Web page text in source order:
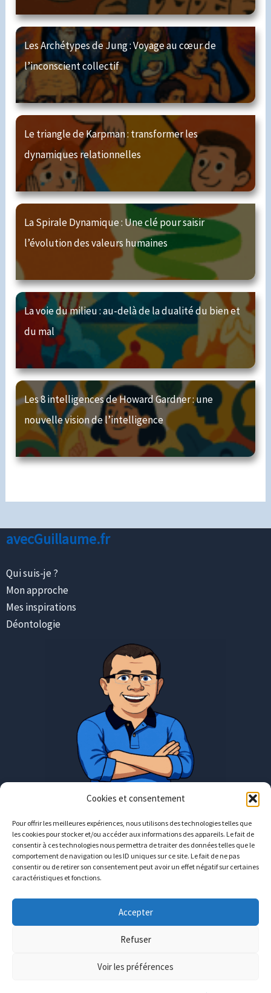
Cookies et consentement
Pour offrir les meilleures expériences, nous utilisons des technologies telles que
les cookies pour stocker et/ou accéder aux informations des appareils. Le fait de
consentir à ces technologies nous permettra de traiter des données telles que le
comportement de navigation ou les ID uniques sur ce site. Le fait de ne pas
consentir ou de retirer son consentement peut avoir un effet négatif sur certaines
caractéristiques et fonctions.
Accepter
Refuser
Voir les préférences
Les Archétypes de Jung : Voyage au cœur de
l’inconscient collectif
Le triangle de Karpman : transformer les
dynamiques relationnelles
La Spirale Dynamique : Une clé pour saisir
l’évolution des valeurs humaines
La voie du milieu : au-delà de la dualité du bien et
du mal
Les 8 intelligences de Howard Gardner : une
nouvelle vision de l’intelligence
avecGuillaume.fr
Qui suis-je ?
Mon approche
Mes inspirations
Déontologie
Rendez-vous en présentiel uniquement
contact@avecguillaume.fr
02
Copyright © 2026 avecGuillaume.fr